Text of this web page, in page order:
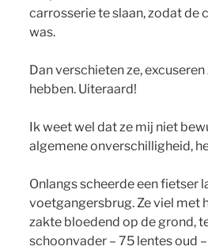
carrosserie te slaan, zodat de
was.
Dan verschieten ze,
hebben. Uiteraard!
Ik weet wel dat ze mij niet
algemene onverschilligheid,
Onlangs scheerde een fietser
voetgangersbrug. Ze viel met
zakte bloedend op de grond,
schoonvader – 75 lentes oud